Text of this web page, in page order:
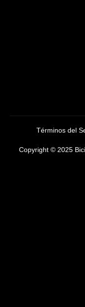
Copyright © 2025
Términos del